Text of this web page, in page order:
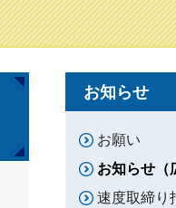
お知らせ
お願い
お知らせ（
速度取締り